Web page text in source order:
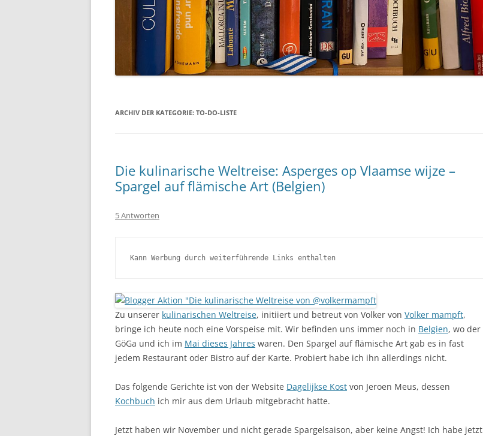
ARCHIV DER KATEGORIE: TO-DO-LISTE
Die kulinarische Weltreise: Asperges op Vlaamse wijze –
Spargel auf flämische Art (Belgien)
5 Antworten
Kann Werbung durch weiterführende Links enthalten
Zu unserer kulinarischen Weltreise, initiiert und betreut von Volker von Volker mampft,
bringe ich heute noch eine Vorspeise mit. Wir befinden uns immer noch in Belgien, wo der
GöGa und ich im Mai dieses Jahres waren. Den Spargel auf flämische Art gab es in fast
jedem Restaurant oder Bistro auf der Karte. Probiert habe ich ihn allerdings nicht.
Das folgende Gerichte ist von der Website Dagelijkse Kost von Jeroen Meus, dessen
Kochbuch ich mir aus dem Urlaub mitgebracht hatte.
Jetzt haben wir November und nicht gerade Spargelsaison, aber keine Angst! Ich habe jetzt